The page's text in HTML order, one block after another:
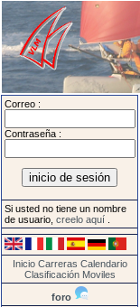
Correo :
Contraseña :
Si usted no tiene un nombre
de usuario, creelo aquí
Inicio Carreras Calendario
Clasificación Moviles
foro